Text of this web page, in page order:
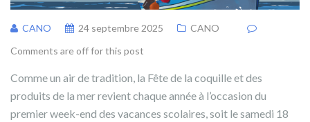
CANO 24 septembre 2025
CANO
Comments are off for this post
Comme un air de tradition, la Fête de la coquille et des
produits de la mer revient chaque année à l’occasion du
premier week-end des vacances scolaires, soit le samedi 18